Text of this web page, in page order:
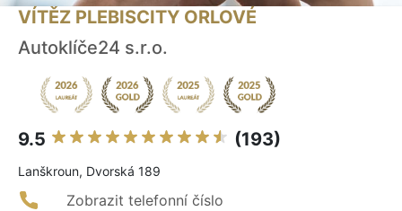
VÍTĚZ PLEBISCITY ORLOVÉ
Autoklíče24 s.r.o.
9.5 (193)
Lanškroun, Dvorská 189
Zobrazit telefonní číslo